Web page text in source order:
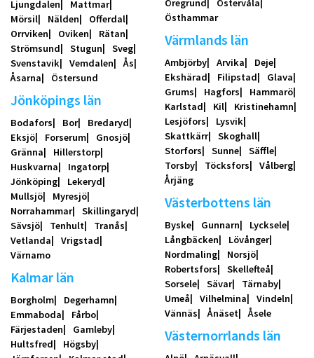
Ljungdalen
Mattmar
Mörsil
Nälden
Offerdal
Orrviken
Oviken
Rätan
Strömsund
Stugun
Sveg
Svenstavik
Vemdalen
Ås
Åsarna
Östersund
Jönköpings län
Bodafors Bor
Bredaryd
Eksjö
Forserum
Gnosjö
Gränna
Hillerstorp
Huskvarna
Ingatorp
Jönköping
Lekeryd
Mullsjö
Myresjö
Norrahammar
Skillingaryd
Sävsjö
Tenhult
Tranås
Vetlanda
Vrigstad
Värnamo
Kalmar län
Borgholm
Degerhamn
Emmaboda
Fårbo
Färjestaden
Gamleby
Hultsfred
Högsby
Öregrund
Östervåla
Östhammar
Värmlands län
Ambjörby Arvika
Deje
Ekshärad
Filipstad
Glava
Grums
Hagfors
Hammarö
Karlstad
Kil
Kristinehamn
Lesjöfors
Lysvik
Skattkärr
Skoghall
Storfors
Sunne
Säffle
Torsby
Töcksfors
Vålberg
Årjäng
Västerbottens län
Byske Gunnarn
Lycksele
Långbäcken
Lövånger
Nordmaling
Norsjö
Robertsfors
Skellefteå
Sorsele
Sävar
Tärnaby
Umeå
Vilhelmina
Vindeln
Vännäs
Ånäset Åsele
Västernorrlands län